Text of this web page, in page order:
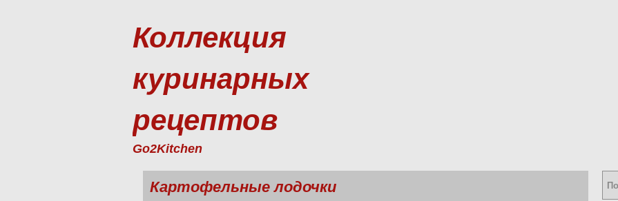
Коллекция
куринарных
рецептов
Go2Kitchen
Картофельные лодочки